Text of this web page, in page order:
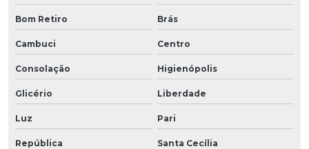
Bom Retiro Brás
Cambuci Centro
Consolação Higienópolis
Glicério Liberdade
Luz Pari
República Santa Cecília